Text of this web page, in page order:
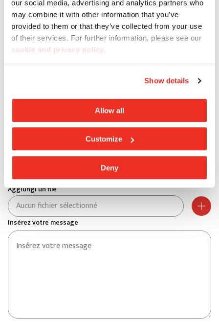
our social media, advertising and analytics partners who
may combine it with other information that you’ve
provided to them or that they’ve collected from your use
of their services. For further information, please see our
cookie and privacy policy.
Show details
Allow all
Customize
Deny
Province *
Ville *
Numéro de rue *
Aggiungi un file
Aucun fichier sélectionné
Insérez votre message